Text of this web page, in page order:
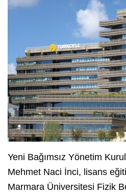
Yeni Bağımsız Yönetim
Mehmet Naci İnci, lisans
Marmara Üniversitesi Fizik